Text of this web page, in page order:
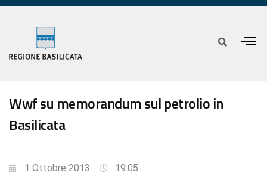
Wwf su memorandum sul petrolio in
Basilicata
1 Ottobre 2013 19:05